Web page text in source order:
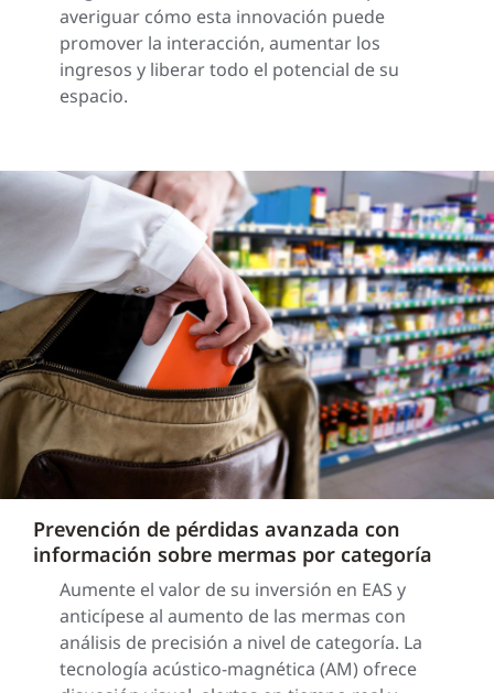
averiguar cómo esta innovación puede
promover la interacción, aumentar los
ingresos y liberar todo el potencial de su
espacio.
Prevención de pérdidas avanzada con
información sobre mermas por categoría
Aumente el valor de su inversión en EAS y
anticípese al aumento de las mermas con
análisis de precisión a nivel de categoría. La
tecnología acústico-magnética (AM) ofrece